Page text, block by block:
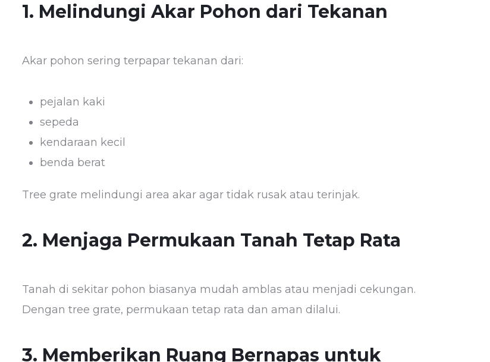
1. Melindungi Akar Pohon dari Tekanan
Akar pohon sering terpapar tekanan dari:
pejalan kaki
sepeda
kendaraan kecil
benda berat
Tree grate melindungi area akar agar tidak rusak atau terinjak.
2. Menjaga Permukaan Tanah Tetap Rata
Tanah di sekitar pohon biasanya mudah amblas atau menjadi cekungan.
Dengan tree grate, permukaan tetap rata dan aman dilalui.
3. Memberikan Ruang Bernapas untuk